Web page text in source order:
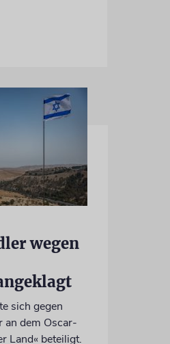
wegen
sich gegen
an dem Oscar-
Land« beteiligt.